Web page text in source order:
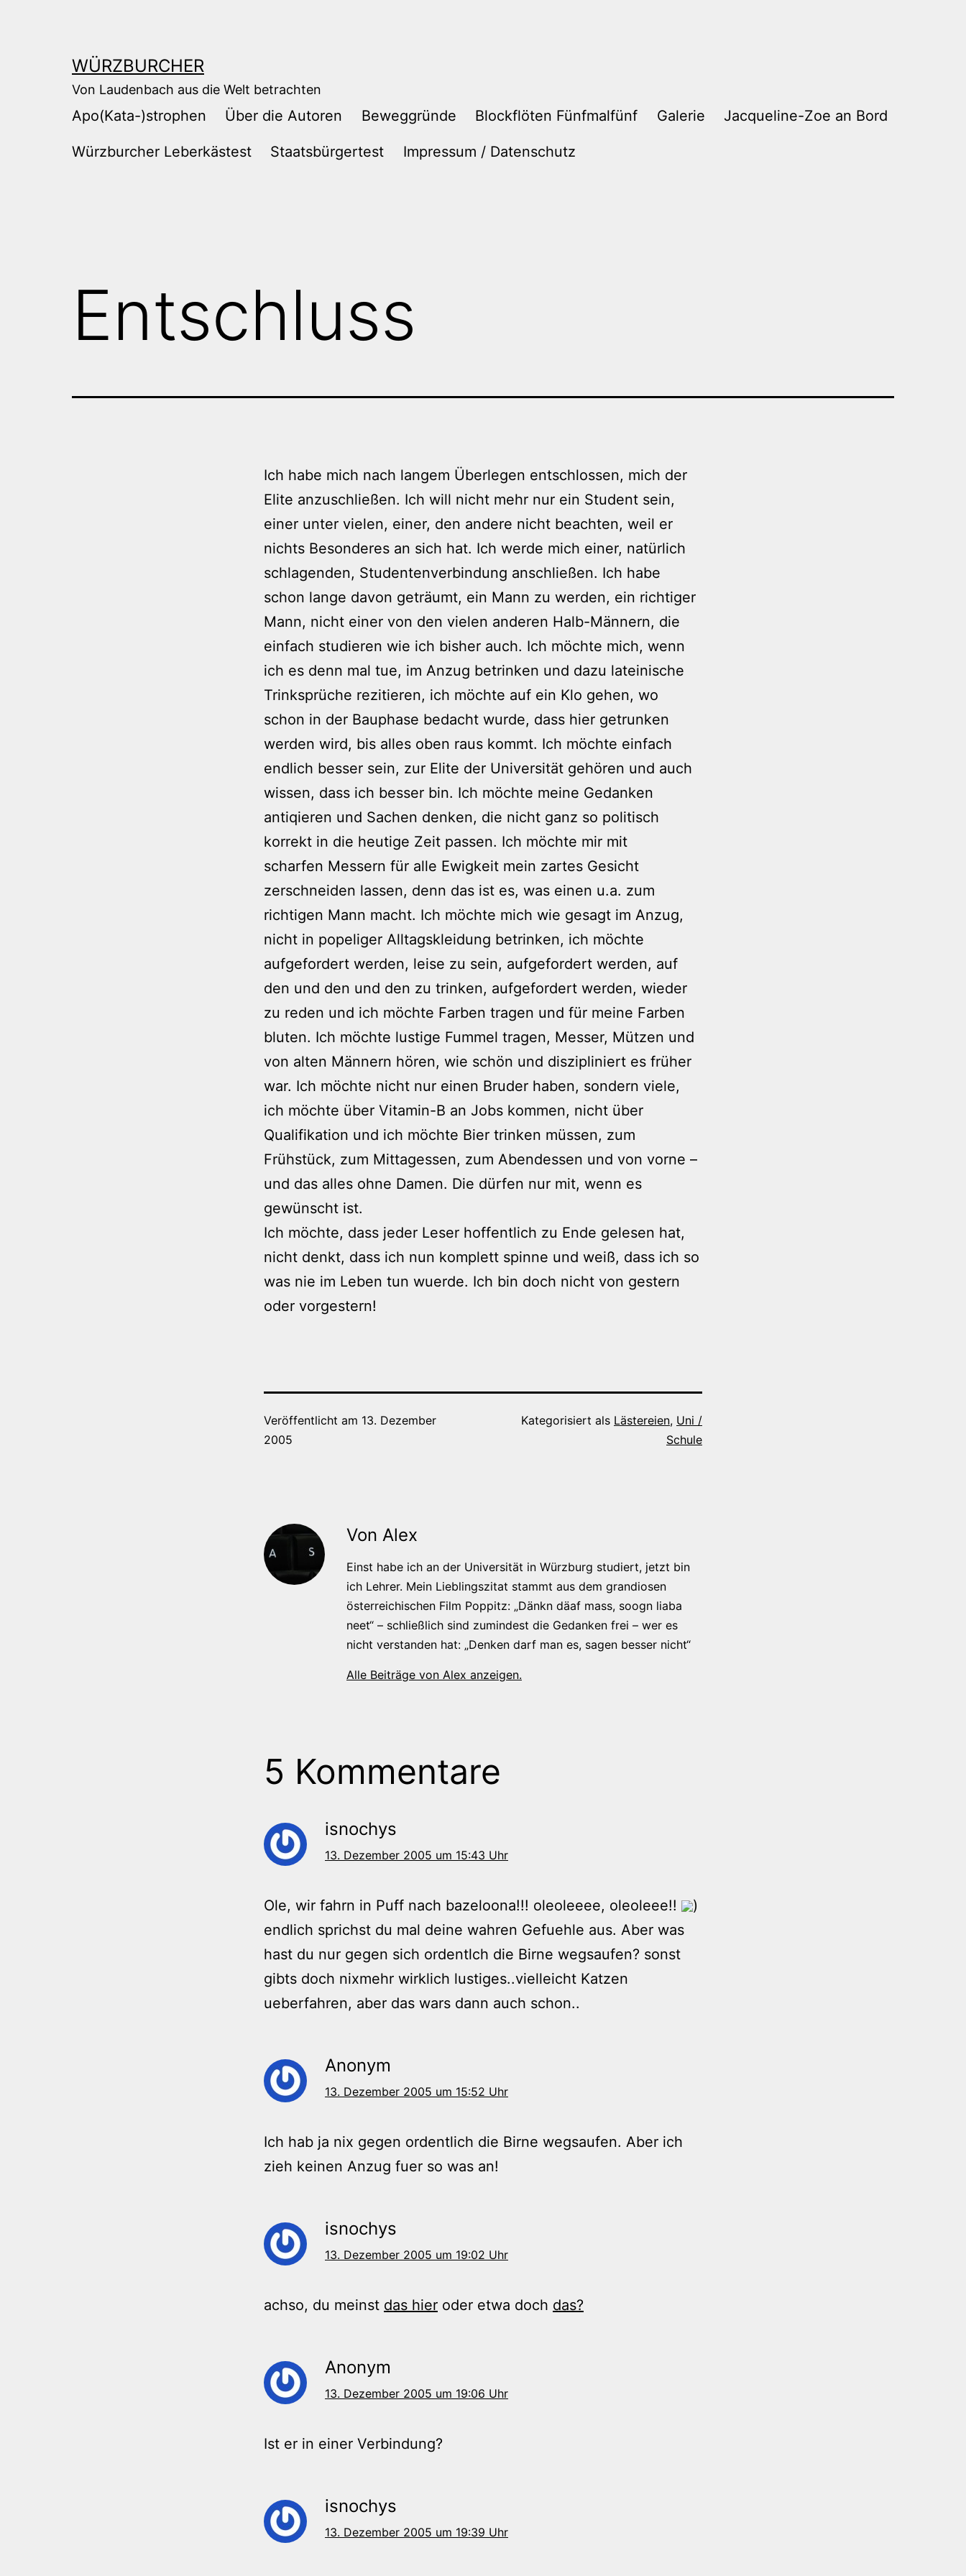
WÜRZBURCHER
Von Laudenbach aus die Welt betrachten
Apo(Kata-)strophen Über die Autoren Beweggründe Blockflöten Fünfmalfünf Galerie Jacqueline-Zoe an Bord
Würzburcher Leberkästest Staatsbürgertest Impressum / Datenschutz
Entschluss
Ich habe mich nach langem Überlegen entschlossen, mich der
Elite anzuschließen. Ich will nicht mehr nur ein Student sein,
einer unter vielen, einer, den andere nicht beachten, weil er
nichts Besonderes an sich hat. Ich werde mich einer, natürlich
schlagenden, Studentenverbindung anschließen. Ich habe
schon lange davon geträumt, ein Mann zu werden, ein richtiger
Mann, nicht einer von den vielen anderen Halb-Männern, die
einfach studieren wie ich bisher auch. Ich möchte mich, wenn
ich es denn mal tue, im Anzug betrinken und dazu lateinische
Trinksprüche rezitieren, ich möchte auf ein Klo gehen, wo
schon in der Bauphase bedacht wurde, dass hier getrunken
werden wird, bis alles oben raus kommt. Ich möchte einfach
endlich besser sein, zur Elite der Universität gehören und auch
wissen, dass ich besser bin. Ich möchte meine Gedanken
antiqieren und Sachen denken, die nicht ganz so politisch
korrekt in die heutige Zeit passen. Ich möchte mir mit
scharfen Messern für alle Ewigkeit mein zartes Gesicht
zerschneiden lassen, denn das ist es, was einen u.a. zum
richtigen Mann macht. Ich möchte mich wie gesagt im Anzug,
nicht in popeliger Alltagskleidung betrinken, ich möchte
aufgefordert werden, leise zu sein, aufgefordert werden, auf
den und den und den zu trinken, aufgefordert werden, wieder
zu reden und ich möchte Farben tragen und für meine Farben
bluten. Ich möchte lustige Fummel tragen, Messer, Mützen und
von alten Männern hören, wie schön und diszipliniert es früher
war. Ich möchte nicht nur einen Bruder haben, sondern viele,
ich möchte über Vitamin-B an Jobs kommen, nicht über
Qualifikation und ich möchte Bier trinken müssen, zum
Frühstück, zum Mittagessen, zum Abendessen und von vorne –
und das alles ohne Damen. Die dürfen nur mit, wenn es
gewünscht ist.
Ich möchte, dass jeder Leser hoffentlich zu Ende gelesen hat,
nicht denkt, dass ich nun komplett spinne und weiß, dass ich so
was nie im Leben tun wuerde. Ich bin doch nicht von gestern
oder vorgestern!
Veröffentlicht am 13. Dezember
2005
Kategorisiert als Lästereien, Uni /
Schule
Von Alex
Einst habe ich an der Universität in Würzburg studiert, jetzt bin
ich Lehrer. Mein Lieblingszitat stammt aus dem grandiosen
österreichischen Film Poppitz: „Dänkn däaf mass, soogn liaba
neet“ – schließlich sind zumindest die Gedanken frei – wer es
nicht verstanden hat: „Denken darf man es, sagen besser nicht“
Alle Beiträge von Alex anzeigen.
5 Kommentare
isnochys
13. Dezember 2005 um 15:43 Uhr
Ole, wir fahrn in Puff nach bazeloona!!! oleoleeee, oleoleee!!
)
endlich sprichst du mal deine wahren Gefuehle aus. Aber was
hast du nur gegen sich ordentlch die Birne wegsaufen? sonst
gibts doch nixmehr wirklich lustiges..vielleicht Katzen
ueberfahren, aber das wars dann auch schon..
Anonym
13. Dezember 2005 um 15:52 Uhr
Ich hab ja nix gegen ordentlich die Birne wegsaufen. Aber ich
zieh keinen Anzug fuer so was an!
isnochys
13. Dezember 2005 um 19:02 Uhr
achso, du meinst das hier oder etwa doch das?
Anonym
13. Dezember 2005 um 19:06 Uhr
Ist er in einer Verbindung?
isnochys
13. Dezember 2005 um 19:39 Uhr